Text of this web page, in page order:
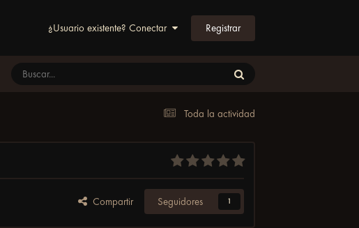
¿Usuario existente? Conectar Registrar
Toda la actividad
Compartir Seguidores 1